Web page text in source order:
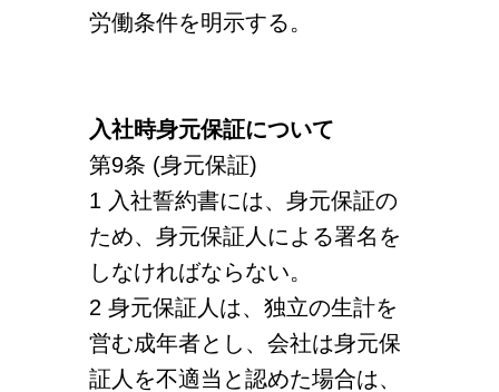
リモート面接について
個人情報保護方針
お問合せ
労働条件を明示する。
入社時身元保証について
第9条 (身元保証)
1 入社誓約書には、身元保証の
ため、身元保証人による署名を
しなければならない。
2 身元保証人は、独立の生計を
営む成年者とし、会社は身元保
証人を不適当と認めた場合は、